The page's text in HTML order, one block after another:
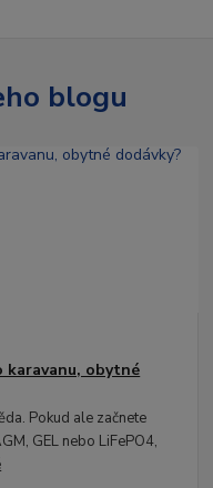
blogu
karavanu, obytné
Pokud ale začnete
GEL nebo LiFePO4,